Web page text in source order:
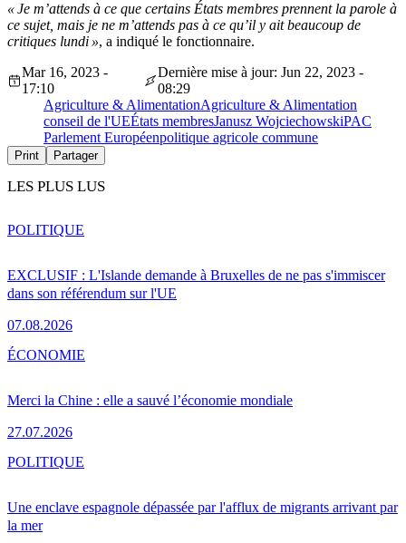
« Je m’attends à ce que certains États membres prennent la parole à
ce sujet, mais je ne m’attends pas à ce qu’il y ait beaucoup de
critiques lundi », a indiqué le fonctionnaire.
Mar 16, 2023 -
17:10
Dernière mise à jour: Jun 22, 2023 -
08:29
Agriculture & AlimentationAgriculture & Alimentation
conseil de l'UEÉtats membresJanusz WojciechowskiPAC
Parlement Européenpolitique agricole commune
Print Partager
LES PLUS LUS
EXCLUSIF : L'Islande demande à Bruxelles de ne pas s'immiscer
dans son référendum sur l'UE
07.08.2026
POLITIQUE
Merci la Chine : elle a sauvé l’économie mondiale
27.07.2026
ÉCONOMIE
Une enclave espagnole dépassée par l'afflux de migrants arrivant par
la mer
POLITIQUE